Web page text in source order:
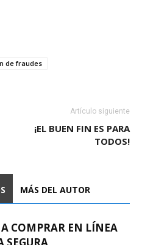
de fraudes
Artículo siguiente
¡EL BUEN FIN ES PARA
TODOS!
MÁS DEL AUTOR
COMPRAR EN LÍNEA